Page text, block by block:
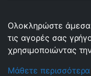
Ολοκληρώστε άμεσα
τις αγορές σας
χρησιμοποιώντας
Μάθετε